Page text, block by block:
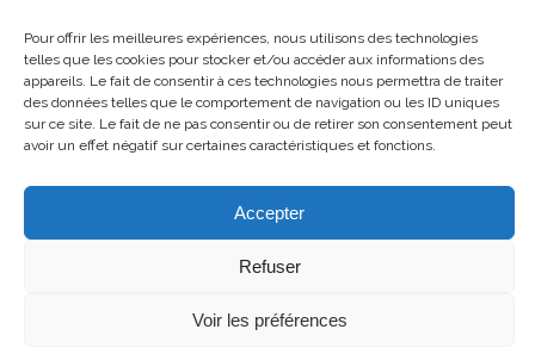
Pour offrir les meilleures expériences, nous utilisons des technologies
telles que les cookies pour stocker et/ou accéder aux informations des
appareils. Le fait de consentir à ces technologies nous permettra de traiter
des données telles que le comportement de navigation ou les ID uniques
sur ce site. Le fait de ne pas consentir ou de retirer son consentement peut
avoir un effet négatif sur certaines caractéristiques et fonctions.
Accepter
Refuser
Voir les préférences
Tous droits réservés @2019 CPRMV
| Centre de prévention de la
radicalisation menant à la violence
(CPRMV)